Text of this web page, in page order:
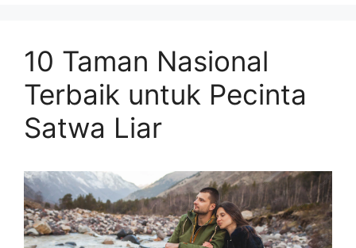
10 Taman Nasional
Terbaik untuk Pecinta
Satwa Liar